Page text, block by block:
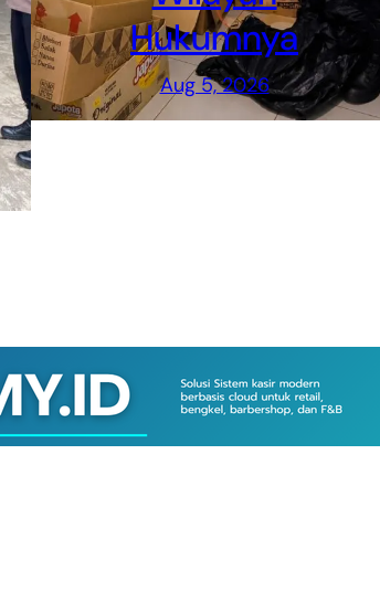
Hukumnya
Aug 5, 2026